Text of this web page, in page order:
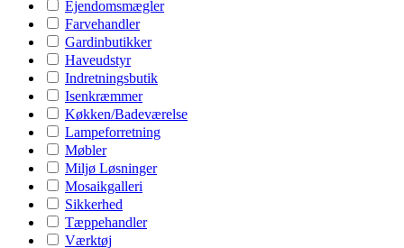
Ejendomsmægler
Farvehandler
Gardinbutikker
Haveudstyr
Indretningsbutik
Isenkræmmer
Køkken/Badeværelse
Lampeforretning
Møbler
Miljø Løsninger
Mosaikgalleri
Sikkerhed
Tæppehandler
Værktøj